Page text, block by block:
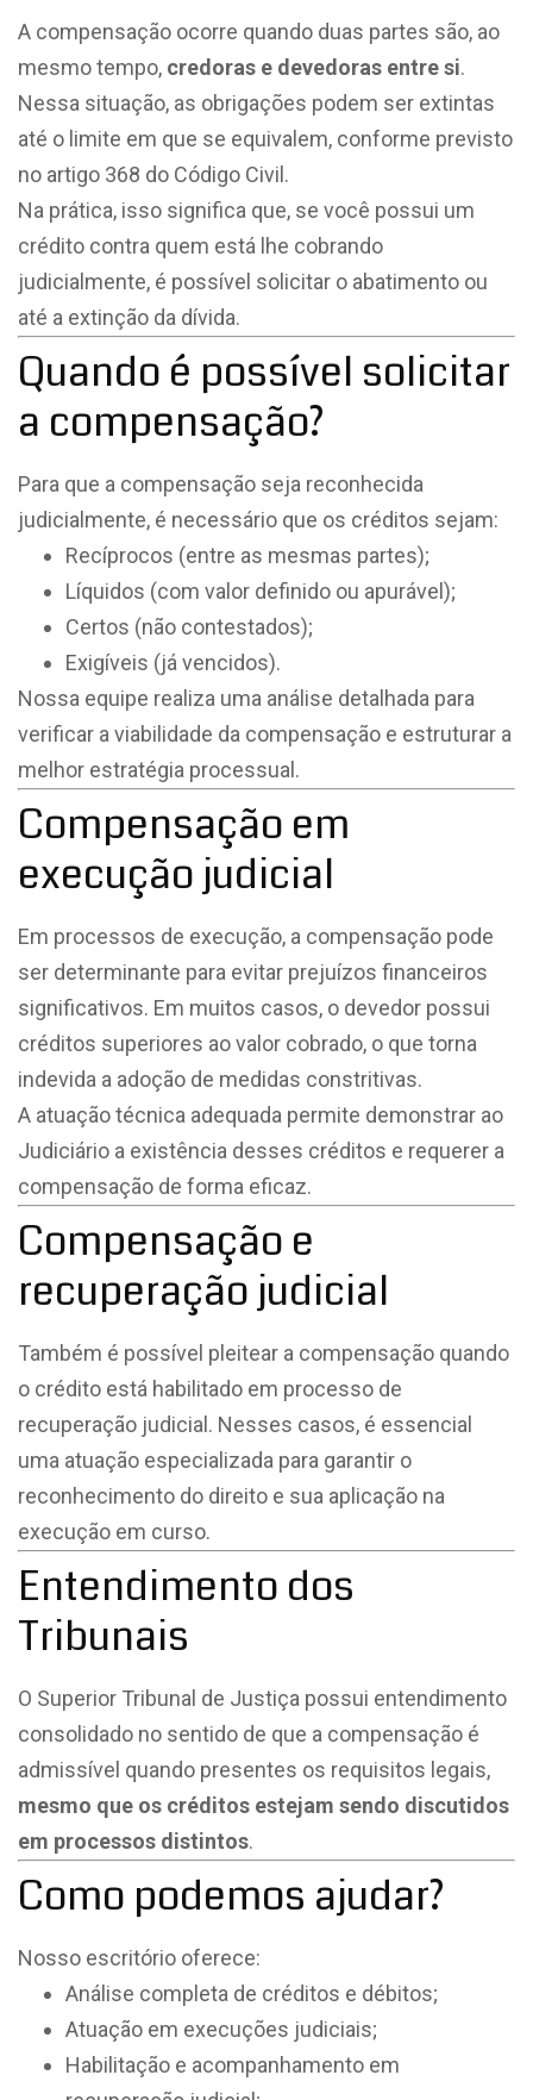
A compensação ocorre quando duas partes são, ao
mesmo tempo, credoras e devedoras entre si.
Nessa situação, as obrigações podem ser extintas
até o limite em que se equivalem, conforme previsto
no artigo 368 do Código Civil.
Na prática, isso significa que, se você possui um
crédito contra quem está lhe cobrando
judicialmente, é possível solicitar o abatimento ou
até a extinção da dívida.
Quando é possível solicitar
a compensação?
Para que a compensação seja reconhecida
judicialmente, é necessário que os créditos sejam:
Recíprocos (entre as mesmas partes);
Líquidos (com valor definido ou apurável);
Certos (não contestados);
Exigíveis (já vencidos).
Nossa equipe realiza uma análise detalhada para
verificar a viabilidade da compensação e estruturar a
melhor estratégia processual.
Compensação em
execução judicial
Em processos de execução, a compensação pode
ser determinante para evitar prejuízos financeiros
significativos. Em muitos casos, o devedor possui
créditos superiores ao valor cobrado, o que torna
indevida a adoção de medidas constritivas.
A atuação técnica adequada permite demonstrar ao
Judiciário a existência desses créditos e requerer a
compensação de forma eficaz.
Compensação e
recuperação judicial
Também é possível pleitear a compensação quando
o crédito está habilitado em processo de
recuperação judicial. Nesses casos, é essencial
uma atuação especializada para garantir o
reconhecimento do direito e sua aplicação na
execução em curso.
Entendimento dos
Tribunais
O Superior Tribunal de Justiça possui entendimento
consolidado no sentido de que a compensação é
admissível quando presentes os requisitos legais,
mesmo que os créditos estejam sendo discutidos
em processos distintos.
Como podemos ajudar?
Nosso escritório oferece:
Análise completa de créditos e débitos;
Atuação em execuções judiciais;
Habilitação e acompanhamento em